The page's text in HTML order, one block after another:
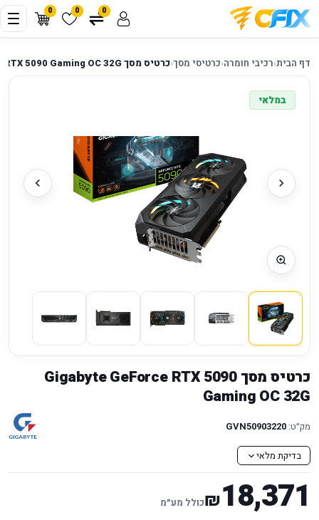
0 0 0
דף הבית‹רכיבי חומרה‹כרטיסי מסך‹כרטיס מסך Gigabyte GeForce RTX 5090 Gaming OC 32G
במלאי
כרטיס מסך Gigabyte GeForce RTX 5090
Gaming OC 32G
מק״ט: GVN50903220
בדיקת מלאי
18,371
₪כולל מע״מ